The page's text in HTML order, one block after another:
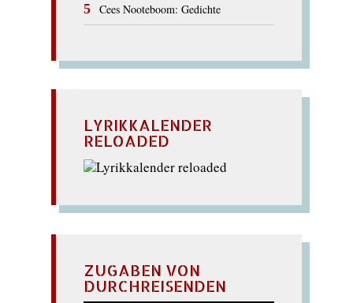
Cees Nooteboom: Gedichte
LYRIKKALENDER
RELOADED
ZUGABEN VON
DURCHREISENDEN